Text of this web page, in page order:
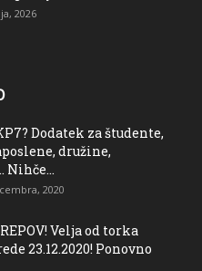
2026
Dodatek za študente,
družine,
Nihče...
2020
Velja od torka
23.12.2020! Ponovno